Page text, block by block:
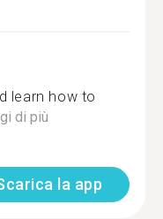
learn how to
di più
la app